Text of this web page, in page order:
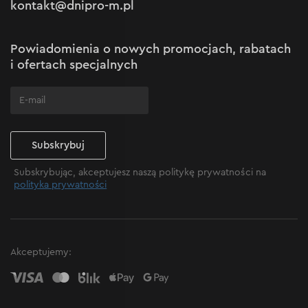
zapewnia elastyczność użytkowania i pomaga
Ustawienia plików cookie
kontakt@dnipro-m.pl
Powiadomienia o nowych promocjach, rabatach
i ofertach specjalnych
Subskrybuj
Subskrybując, akceptujesz naszą politykę prywatności na
polityka prywatności
Akceptujemy: